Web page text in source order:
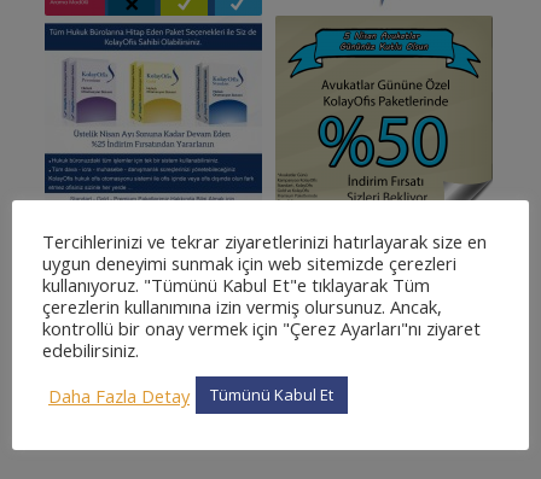
Tercihlerinizi ve tekrar ziyaretlerinizi hatırlayarak size en
uygun deneyimi sunmak için web sitemizde çerezleri
kullanıyoruz. "Tümünü Kabul Et"e tıklayarak Tüm
çerezlerin kullanımına izin vermiş olursunuz. Ancak,
kontrollü bir onay vermek için "Çerez Ayarları"nı ziyaret
edebilirsiniz.
Daha Fazla Detay
Tümünü Kabul Et